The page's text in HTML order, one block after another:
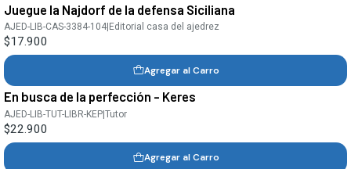
Juegue la Najdorf de la defensa Siciliana
AJED-LIB-CAS-3384-104 Editorial casa del ajedrez
$17.900
Agregar al Carro
En busca de la perfección - Keres
AJED-LIB-TUT-LIBR-KEP|Tutor
$22.900
Agregar al Carro